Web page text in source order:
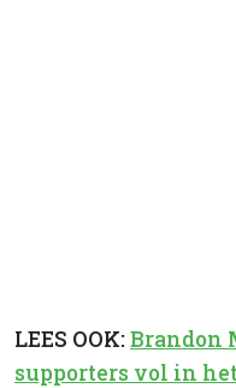
LEES OOK:Brandon
supporters vol in